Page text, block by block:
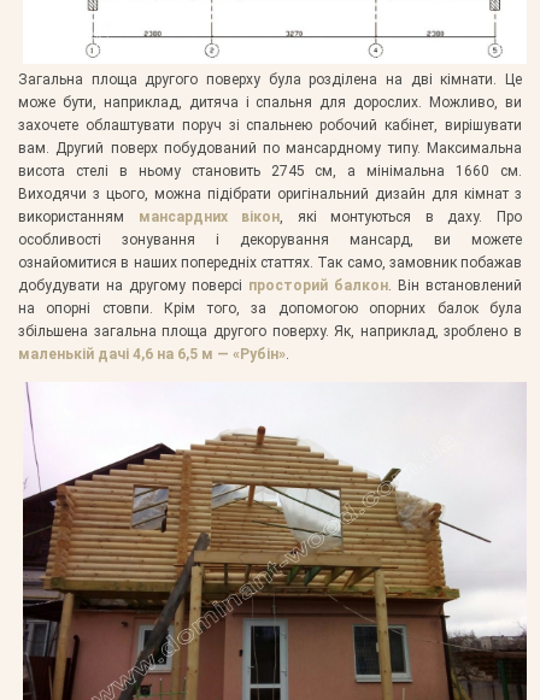
Загальна площа другого поверху була розділена на дві кімнати. Це
може бути, наприклад, дитяча і спальня для дорослих. Можливо, ви
захочете облаштувати поруч зі спальнею робочий кабінет, вирішувати
вам. Другий поверх побудований по мансардному типу. Максимальна
висота стелі в ньому становить 2745 см, а мінімальна 1660 см.
Виходячи з цього, можна підібрати оригінальний дизайн для кімнат з
використанням
мансардних вікон , які монтуються в даху. Про
особливості зонування і декорування мансард, ви можете
ознайомитися в наших попередніх статтях. Так само, замовник побажав
добудувати на другому поверсі просторий балкон . Він встановлений
на опорні стовпи. Крім того, за допомогою опорних балок була
збільшена загальна площа другого поверху. Як, наприклад, зроблено в
маленькій дачі 4,6 на 6,5 м — «Рубін»